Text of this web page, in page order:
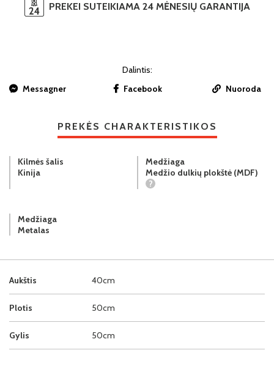
PREKEI SUTEIKIAMA 24 MĖNESIŲ GARANTIJA
Dalintis:
Messagner
Facebook Nuoroda
PREKĖS CHARAKTERISTIKOS
Aukštis 40cm
Plotis 50cm
Gylis 50cm
Kilmės šalis
Kinija
Medžiaga
Medžio dulkių plokštė (MDF)
?
Medžiaga
Metalas